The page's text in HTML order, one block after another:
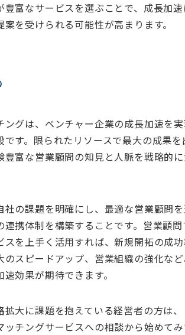
豊富なサービスを選ぶことで、成長加
を受けられる可能性が高まります。
ングは、ベンチャー企業の成長加速を
です。限られたリソースで最大の成果を
豊富な営業顧問の知見と人脈を戦略的
社の課題を明確にし、最適な営業顧問
連携体制を構築することです。営業顧
スを上手く活用すれば、新規開拓の成
のスピードアップ、営業組織の強化な
効果が期待できます。
拡大に課題を抱えている経営者の方は
ッチングサービスへの相談から始めて